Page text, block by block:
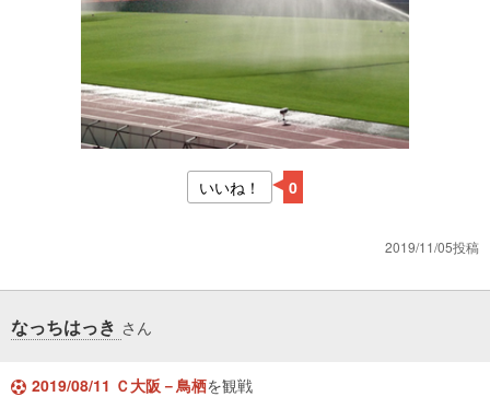
いいね！ 0
2019/11/05投稿
なっちはっき さん
2019/08/11 Ｃ大阪－鳥栖を観戦